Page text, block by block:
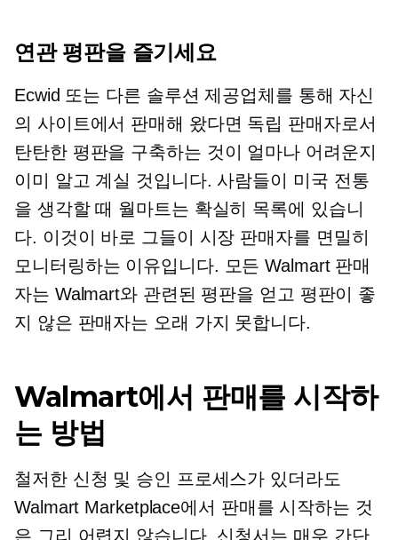
연관 평판을 즐기세요
Ecwid 또는 다른 솔루션 제공업체를 통해 자신
의 사이트에서 판매해 왔다면 독립 판매자로서
탄탄한 평판을 구축하는 것이 얼마나 어려운지
이미 알고 계실 것입니다. 사람들이 미국 전통
을 생각할 때 월마트는 확실히 목록에 있습니
다. 이것이 바로 그들이 시장 판매자를 면밀히
모니터링하는 이유입니다. 모든 Walmart 판매
자는 Walmart와 관련된 평판을 얻고 평판이 좋
지 않은 판매자는 오래 가지 못합니다.
Walmart에서 판매를 시작하
는 방법
철저한 신청 및 승인 프로세스가 있더라도
Walmart Marketplace에서 판매를 시작하는 것
은 그리 어렵지 않습니다. 신청서는 매우 간단